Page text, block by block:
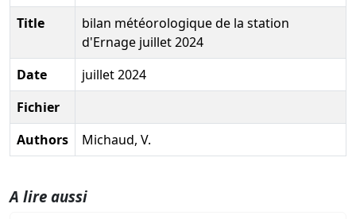
Title
bilan météorologique de la station
d'Ernage juillet 2024
Date
juillet 2024
Fichier
Authors
Michaud, V.
A lire aussi